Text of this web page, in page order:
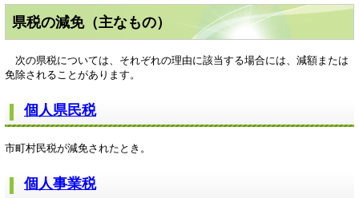
県税の減免（主なもの）
次の県税については、それぞれの理由に該当する場合には、減額または
免除されることがあります。
個人県民税
市町村民税が減免されたとき。
個人事業税